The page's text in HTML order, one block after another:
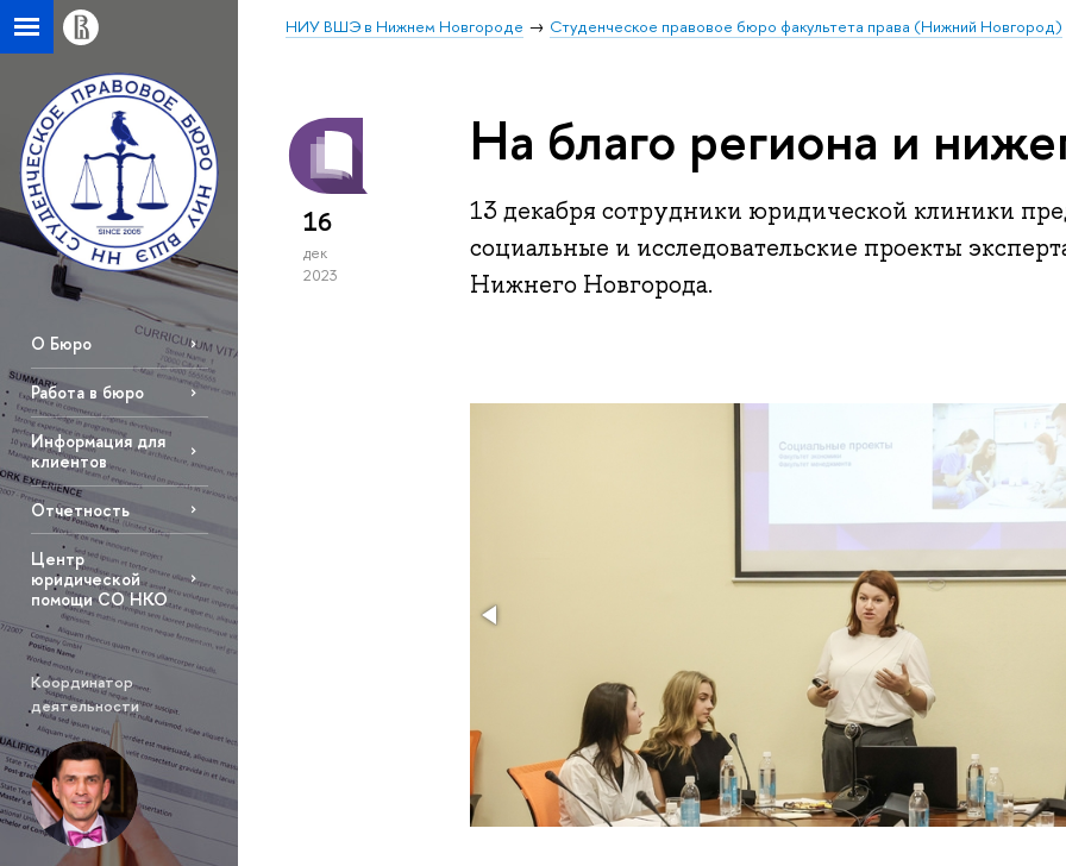
НИУ ВШЭ в Нижнем Новгороде Студенческое правовое бюро факультета права (Нижний Новгород)
О Бюро
Работа в бюро
Информация для
клиентов
Отчетность
Центр
юридической
помощи СО НКО
Координатор
деятельности
16
дек
2023
На благо региона и
13 декабря сотрудники юридической клиники
социальные и исследовательские проекты
Нижнего Новгорода.